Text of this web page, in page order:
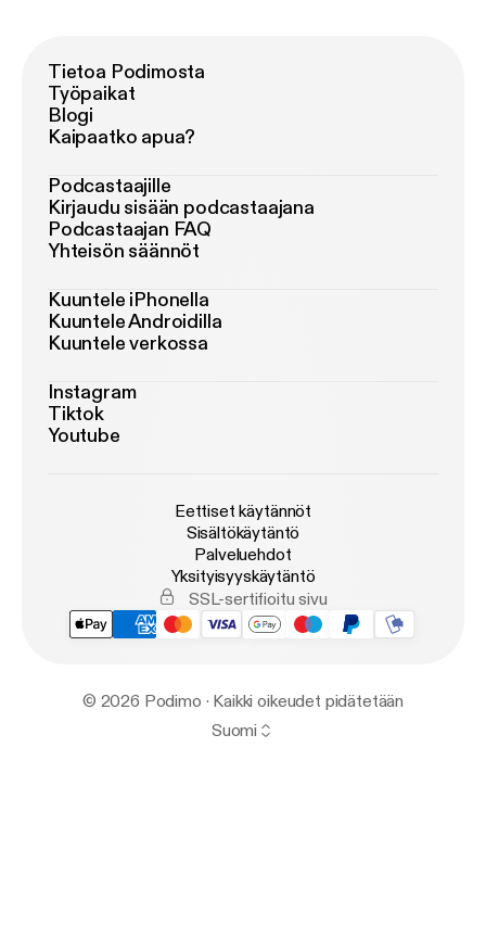
Tietoa Podimosta
Työpaikat
Blogi
Kaipaatko apua?
Podcastaajille
Kirjaudu sisään podcastaajana
Podcastaajan FAQ
Yhteisön säännöt
Kuuntele iPhonella
Kuuntele Androidilla
Kuuntele verkossa
Instagram
Tiktok
Youtube
Eettiset käytännöt
Sisältökäytäntö
Palveluehdot
Yksityisyyskäytäntö
SSL-sertifioitu sivu
© 2026 Podimo · Kaikki oikeudet pidätetään
Suomi